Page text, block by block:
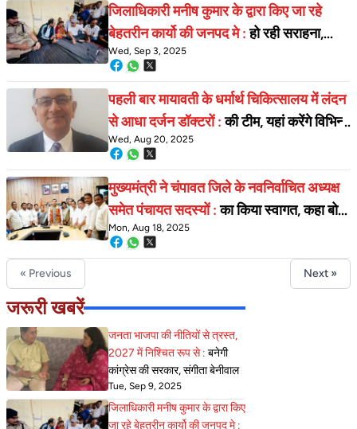
जिलाधिकारी मनीष कुमार के द्वारा किए जा रहे
बेहतरीन कार्यो की जनपद मे :हो रही सराहना,
क्विक एक्शन की कार्य संस्कृति से लोग हो रहे
प्रभावित
Wed, Sep 3, 2025
पहली बार मायावती के धर्मार्थ चिकित्सालय में लंदन
से आधा दर्जन डॉक्टरों :की टीम, यहां करेंगे विभिन्न
प्रकार के निःशुल्क ऑपरेशन। रजिस्ट्रेशन हुए
शुरू।
Wed, Aug 20, 2025
मुख्यमंत्री ने चंपावत जिले के नवनिर्वाचित अध्यक्ष
समेत पंचायत सदस्यों :का किया स्वागत, कहा बोर्ड
के गठन से खुलेंगे विकास के द्वार
Mon, Aug 18, 2025
« Previous Next »
जरूरी खबरें
जनता भाजपा की नीतियों से त्रस्त,
2027 में निश्चित रूप से : बनेगी
कांग्रेस की सरकार, संगीता बेनीवाल
Tue, Sep 9, 2025
जिलाधिकारी मनीष कुमार के द्वारा किए
जा रहे बेहतरीन कार्यो की जनपद मे :